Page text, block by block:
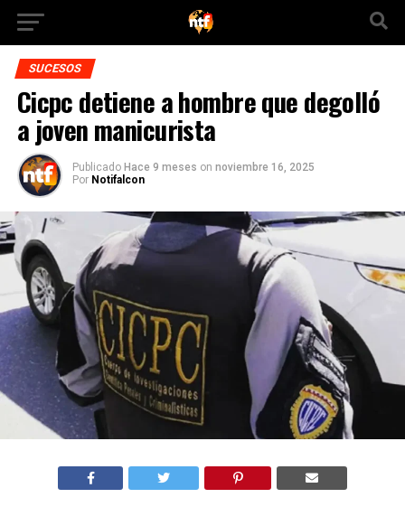
SUCESOS
Cicpc detiene a hombre que degolló
a joven manicurista
Publicado Hace 9 meses on noviembre 16, 2025
Por Notifalcon